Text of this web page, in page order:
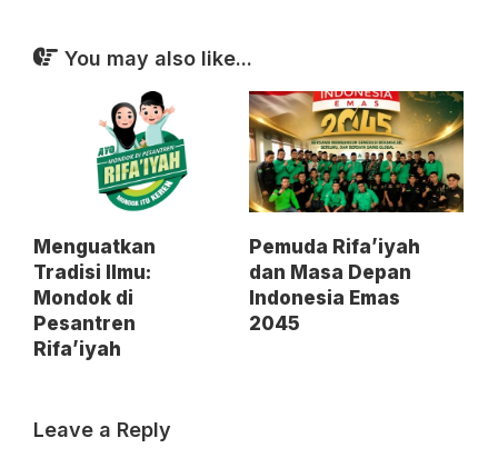
You may also like...
Menguatkan
Tradisi Ilmu:
Mondok di
Pesantren
Rifa’iyah
Pemuda Rifa’iyah
dan Masa Depan
Indonesia Emas
2045
Leave a Reply